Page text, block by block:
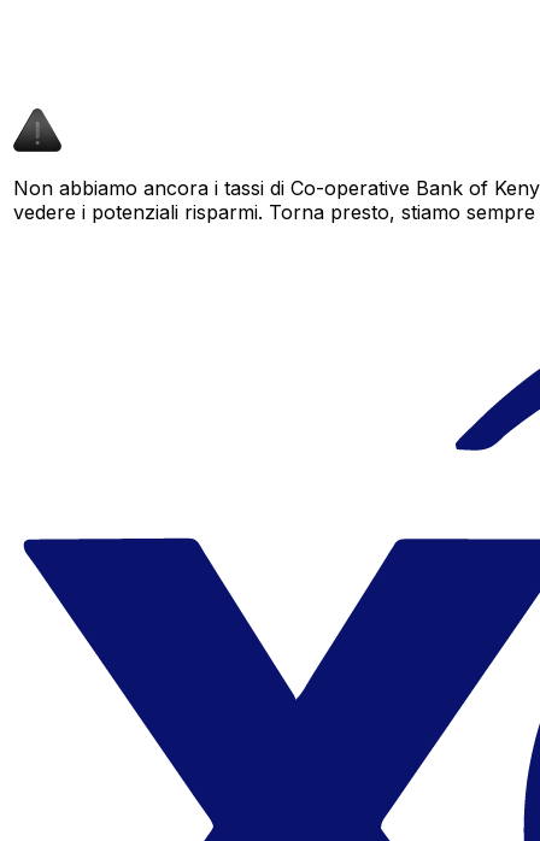
Non abbiamo ancora i tassi di Co-operative Bank of
vedere i potenziali risparmi. Torna presto, stiamo